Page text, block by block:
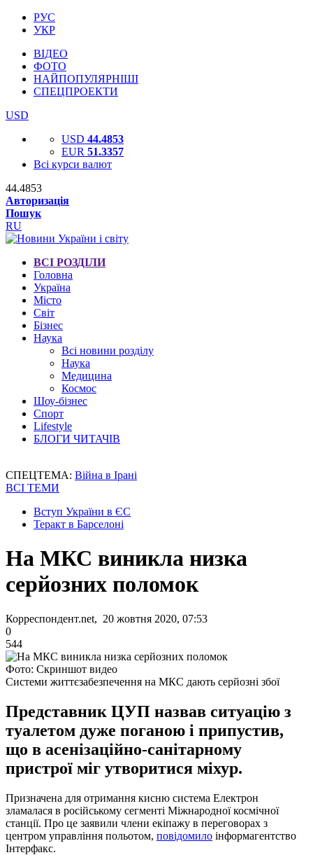
РУС
УКР
ВІДЕО
ФОТО
НАЙПОПУЛЯРНІШІ
СПЕЦПРОЕКТИ
USD
USD 44.4853
EUR 51.3357
Всі курси валют
44.4853
Авторизація
Пошук
RU
ВСІ РОЗДІЛИ
Головна
Україна
Місто
Світ
Бізнес
Наука
Всі новини розділу
Наука
Медицина
Космос
Шоу-бізнес
Спорт
Lifestyle
БЛОГИ ЧИТАЧІВ
СПЕЦТЕМА: Війна в Ірані
ВСІ ТЕМИ
Вступ України в ЄС
Теракт в Барселоні
На МКС виникла низка
серйозних поломок
Корреспондент.net, 20 жовтня 2020, 07:53
0
544
Фото: Скриншот видео
Системи життєзабезпечення на МКС дають серйозні збої
Представник ЦУП назвав ситуацію з
туалетом дуже поганою і припустив,
що в асенізаційно-санітарному
пристрої міг утворитися міхур.
Призначена для отримання кисню система Електрон
зламалася в російському сегменті Міжнародної космічної
станції. Про це заявили члени екіпажу в переговорах з
центром управління польотом, повідомило інформагентство
Інтерфакс.